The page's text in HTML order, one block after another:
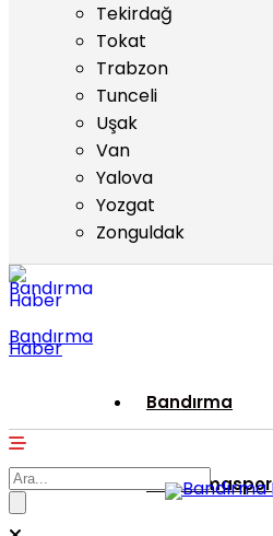
Tekirdağ
Tokat
Trabzon
Tunceli
Uşak
Van
Yalova
Yozgat
Zonguldak
Bandırma
Haber
Bandırma
Bandırmaspor